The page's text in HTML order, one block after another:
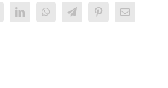
LinkedInWhatsAppTelegramPinterestEmail